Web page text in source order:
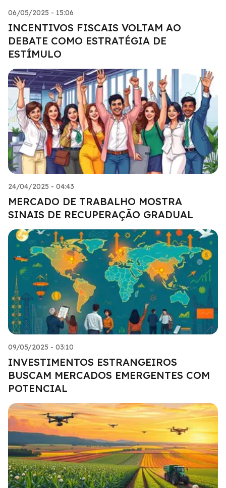
06/05/2025 - 15:06
INCENTIVOS FISCAIS VOLTAM AO
DEBATE COMO ESTRATÉGIA DE
ESTÍMULO
24/04/2025 - 04:43
MERCADO DE TRABALHO MOSTRA
SINAIS DE RECUPERAÇÃO GRADUAL
09/05/2025 - 03:10
INVESTIMENTOS ESTRANGEIROS
BUSCAM MERCADOS EMERGENTES COM
POTENCIAL